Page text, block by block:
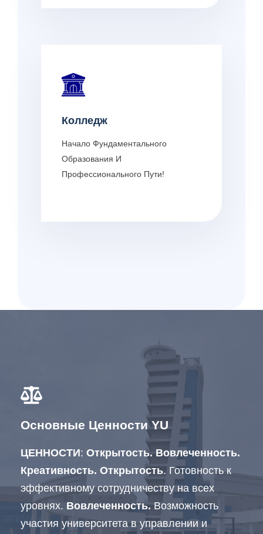
Колледж
Начало Фундаментального
Образования И
Профессионального Пути!
Основные Ценности YU
ЦЕННОСТИ: Открытость. Вовлеченность.
Креативность. Открытость. Готовность к
эффективному сотрудничеству на всех
уровнях. Вовлеченность.Возможность
участия университета в управлении и